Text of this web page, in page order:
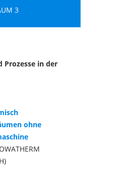
3
Prozesse in der
ohne